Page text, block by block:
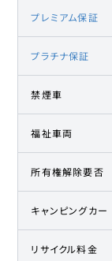
プレミアム保証
プラチナ保証
禁煙車
福祉車両
所有権解除要否
キャンピングカー
リサイクル料金